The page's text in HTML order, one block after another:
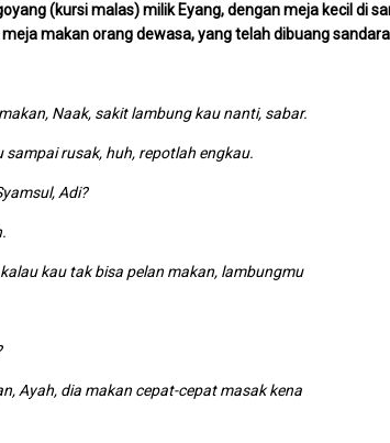
(kursi malas) milik Eyang, dengan meja kecil di
makan orang dewasa, yang telah dibuang
Naak, sakit lambung kau nanti, sabar.
huh, repotlah engkau.
Adi?
kau tak bisa pelan makan, lambungmu
dia makan cepat-cepat masak kena